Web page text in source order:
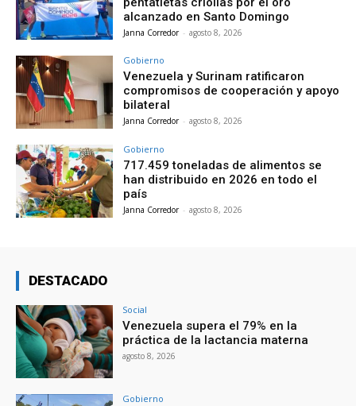
alcanzado en Santo Domingo
Janna Corredor - agosto 8, 2026
Gobierno
Venezuela y Surinam ratificaron
compromisos de cooperación y apoyo
bilateral
Janna Corredor - agosto 8, 2026
Gobierno
717.459 toneladas de alimentos se
han distribuido en 2026 en todo el
país
Janna Corredor - agosto 8, 2026
DESTACADO
Social
Venezuela supera el 79% en la
práctica de la lactancia materna
agosto 8, 2026
Gobierno